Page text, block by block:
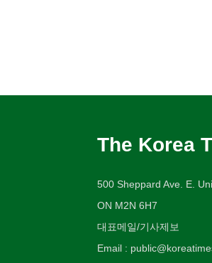
The Korea
500 Sheppard Ave. E.
ON M2N 6H7
대표메일/기사제보
Email :